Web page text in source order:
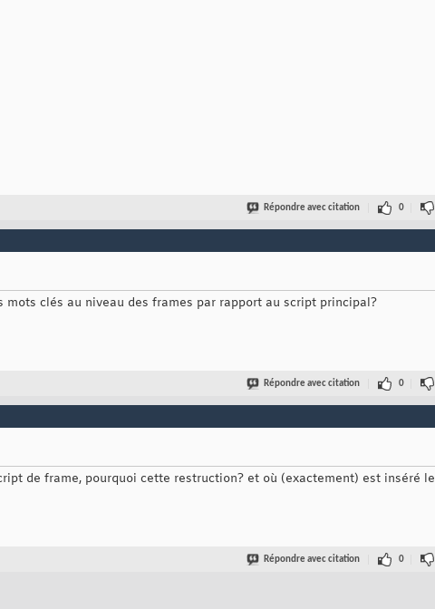
Répondre avec citation 0
clés au niveau des frames par rapport au script principal?
Répondre avec citation 0
de frame, pourquoi cette restruction? et où (exactement) est inséré le
Répondre avec citation 0